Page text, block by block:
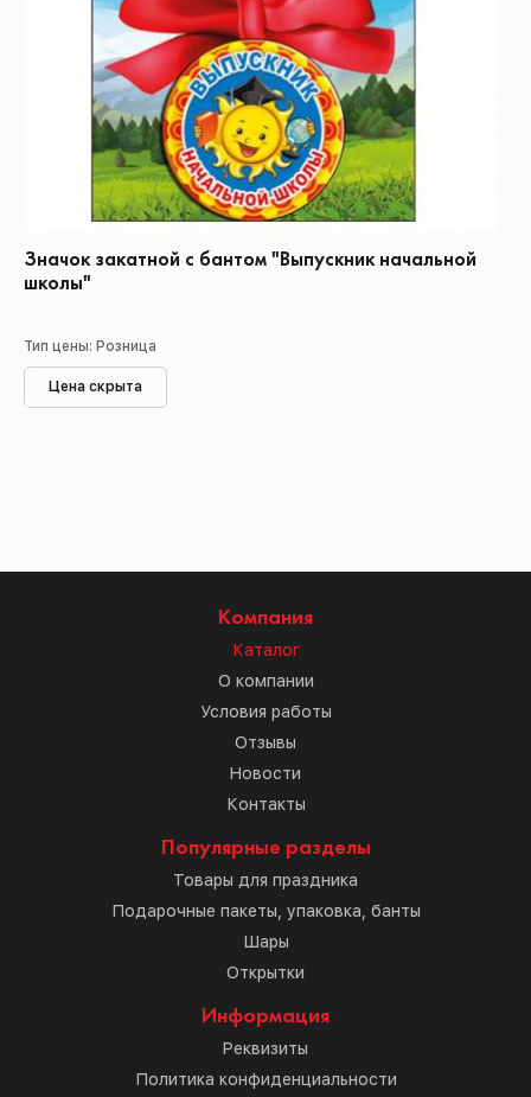
Значок закатной с бантом "Выпускник начальной
школы"
Тип цены: Розница
Цена скрыта
Компания
Каталог
О компании
Условия работы
Отзывы
Новости
Контакты
Популярные разделы
Товары для праздника
Подарочные пакеты, упаковка, банты
Шары
Открытки
Информация
Реквизиты
Политика конфиденциальности